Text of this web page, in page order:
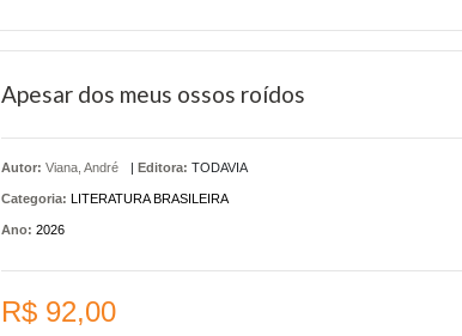
Apesar dos meus ossos roídos
Autor: Viana, André | Editora: TODAVIA
Categoria: LITERATURA BRASILEIRA
Ano: 2026
R$ 92,00